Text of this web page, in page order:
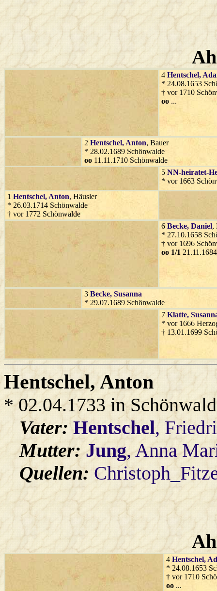
4 Hentschel,
* 24.08.1653
† vor 1710
oo ...
2 Hentschel, Anton, Bauer
* 28.02.1689 Schönwalde
oo 11.11.1710 Schönwalde
5 NN-heiratet-
* vor 1663
1 Hentschel, Anton, Häusler
* 26.03.1714 Schönwalde
† vor 1772 Schönwalde
6 Becke, Daniel,
* 27.10.1658
† vor 1696
oo 1/1
3 Becke, Susanna
* 29.07.1689 Schönwalde
7 Klatte,
* vor 1666
† 13.01.1699
Hentschel, Anton
* 02.04.1733 in
Vater:Hentschel,
Mutter:Jung, Anna
Quellen:
4 Hentschel,
* 24.08.1653
† vor 1710
oo ...